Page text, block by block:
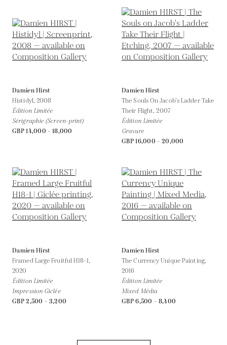
Damien Hirst
Histidyl, 2008
Édition Limitée
Sérigraphie (Screen-print)
GBP 14,000 - 18,000
Damien Hirst
The Souls On Jacob’s Ladder Take
Their Flight,2007
Édition Limitée
Gravure
GBP 16,000 - 20,000
Damien Hirst
Framed Large Fruitful H18-1,
2020
Édition Limitée
Impression Giclée
GBP 2,500 - 3,200
Damien Hirst
The Currency Unique Painting,
2016
Édition Limitée
Mixed Média
GBP 6,500 - 8,400